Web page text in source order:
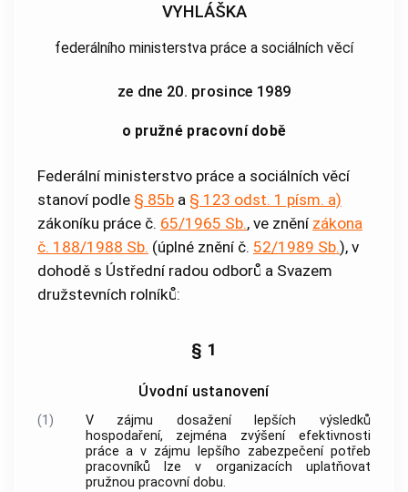
VYHLÁŠKA
federálního ministerstva práce a sociálních věcí
ze dne 20. prosince 1989
o pružné pracovní době
Federální ministerstvo práce a sociálních věcí
stanoví podle § 85b a § 123 odst. 1 písm. a)
zákoníku práce č. 65/1965 Sb., ve znění zákona
č. 188/1988 Sb. (úplné znění č. 52/1989 Sb.), v
dohodě s Ústřední radou odborů a Svazem
družstevních rolníků:
§ 1
Úvodní ustanovení
(1)
V zájmu dosažení lepších výsledků
hospodaření, zejména zvýšení efektivnosti
práce a v zájmu lepšího zabezpečení potřeb
pracovníků lze v organizacích uplatňovat
pružnou pracovní dobu.